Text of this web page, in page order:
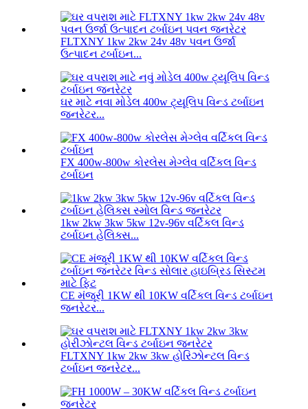
FLTXNY 1kw 2kw 24v 48v પવન ઉર્જા
ઉત્પાદન ટર્બાઇન...
ઘર માટે નવા મોડેલ 400w ટ્યૂલિપ વિન્ડ ટર્બાઇન
જનરેટર...
FX 400w-800w કોરલેસ મેગ્લેવ વર્ટિકલ વિન્ડ
ટર્બાઇન
1kw 2kw 3kw 5kw 12v-96v વર્ટિકલ વિન્ડ
ટર્બાઇન હેલિક્સ...
CE મંજૂરી 1KW થી 10KW વર્ટિકલ વિન્ડ ટર્બાઇન
જનરેટર...
FLTXNY 1kw 2kw 3kw હોરિઝોન્ટલ વિન્ડ
ટર્બાઇન જનરેટર...